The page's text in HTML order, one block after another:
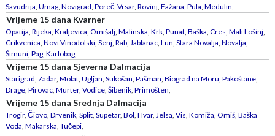
Savudrija, Umag, Novigrad, Poreč, Vrsar, Rovinj, Fažana, Pula, Medulin,
Vrijeme 15 dana Kvarner
Opatija, Rijeka, Kraljevica, Omišalj, Malinska, Krk, Punat, Baška, Cres, Mali Lošinj,
Crikvenica, Novi Vinodolski, Senj, Rab, Jablanac, Lun, Stara Novalja, Novalja,
Šimuni, Pag, Karlobag,
Vrijeme 15 dana Sjeverna Dalmacija
Starigrad, Zadar, Molat, Ugljan, Sukošan, Pašman, Biograd na Moru, Pakoštane,
Drage, Pirovac, Murter, Vodice, Šibenik, Primošten,
Vrijeme 15 dana Srednja Dalmacija
Trogir, Čiovo, Drvenik, Split, Supetar, Bol, Hvar, Jelsa, Vis, Komiža, Omiš, Baška
Voda, Makarska, Tučepi,